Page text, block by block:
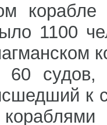
корабле
1100
60 судов,
к